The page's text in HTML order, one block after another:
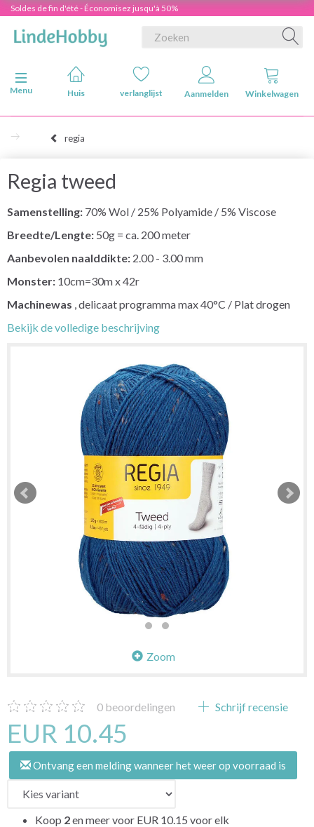
Soldes de fin d'été - Économisez jusqu'à 50%
Navigatie in-/uitschakelen
Menu
Huis verlanglijst Aanmelden Winkelwagen
regia
Regia tweed
Samenstelling: 70% Wol / 25% Polyamide / 5% Viscose
Breedte/Lengte: 50g = ca. 200 meter
Aanbevolen naalddikte: 2.00 - 3.00 mm
Monster: 10cm=30m x 42r
Machinewas , delicaat programma max 40°C / Plat drogen
Bekijk de volledige beschrijving
Zoom
0 beoordelingen Schrijf recensie
EUR 10.45
Ontvang een melding wanneer het weer op voorraad is
Koop 2en meer voor EUR 10.15 voor elk